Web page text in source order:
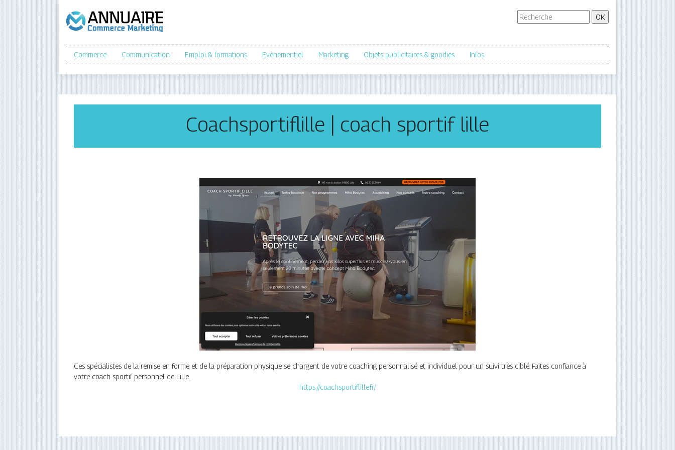
Commerce Communication Emploi & formations Evènementiel Marketing Objets publicitaires & goodies Infos
Coachspor­tiflil­le | coach sportif lille
Ces spécialistes de la remise en forme et de la préparation physique se chargent de votre coaching personnalisé et individuel pour un suivi très ciblé. Faites confiance à
votre coach sportif personnel de Lille.
https://coachsportiflille.fr/